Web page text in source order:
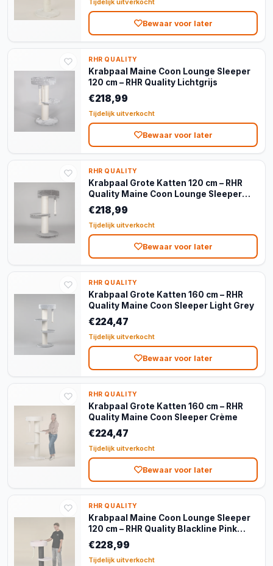
Tijdelijk uitverkocht
Bewaar voor later
RHR QUALITY
Krabpaal Maine Coon Lounge Sleeper
120 cm – RHR Quality Lichtgrijs
€218,99
Tijdelijk uitverkocht
Bewaar voor later
RHR QUALITY
Krabpaal Grote Katten 120 cm – RHR
Quality Maine Coon Lounge Sleeper
Donkergrijs
€218,99
Tijdelijk uitverkocht
Bewaar voor later
RHR QUALITY
Krabpaal Grote Katten 160 cm – RHR
Quality Maine Coon Sleeper Light Grey
€224,47
Tijdelijk uitverkocht
Bewaar voor later
RHR QUALITY
Krabpaal Grote Katten 160 cm – RHR
Quality Maine Coon Sleeper Crème
€224,47
Tijdelijk uitverkocht
Bewaar voor later
RHR QUALITY
Krabpaal Maine Coon Lounge Sleeper
120 cm – RHR Quality Blackline Pink
Teddy
€228,99
Tijdelijk uitverkocht